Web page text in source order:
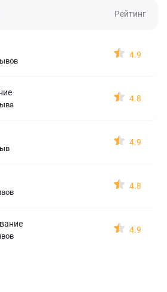
Рейтинг
4.9
4.8
4.9
4.8
4.9